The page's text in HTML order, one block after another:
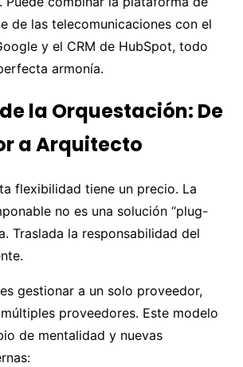
de las telecomunicaciones con el
y el CRM de HubSpot, todo
armonía.
la Orquestación: De
a Arquitecto
flexibilidad tiene un precio. La
no es una solución “plug-
Traslada la responsabilidad del
gestionar a un solo proveedor,
proveedores. Este modelo
de mentalidad y nuevas